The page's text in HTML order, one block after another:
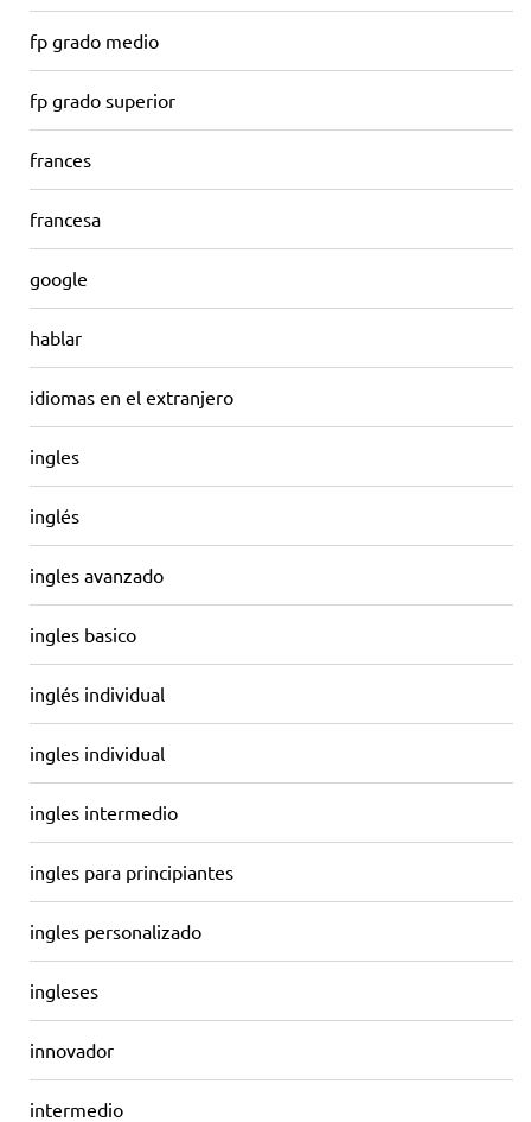
fp grado medio
fp grado superior
frances
francesa
google
hablar
idiomas en el extranjero
ingles
inglés
ingles avanzado
ingles basico
inglés individual
ingles individual
ingles intermedio
ingles para principiantes
ingles personalizado
ingleses
innovador
intermedio